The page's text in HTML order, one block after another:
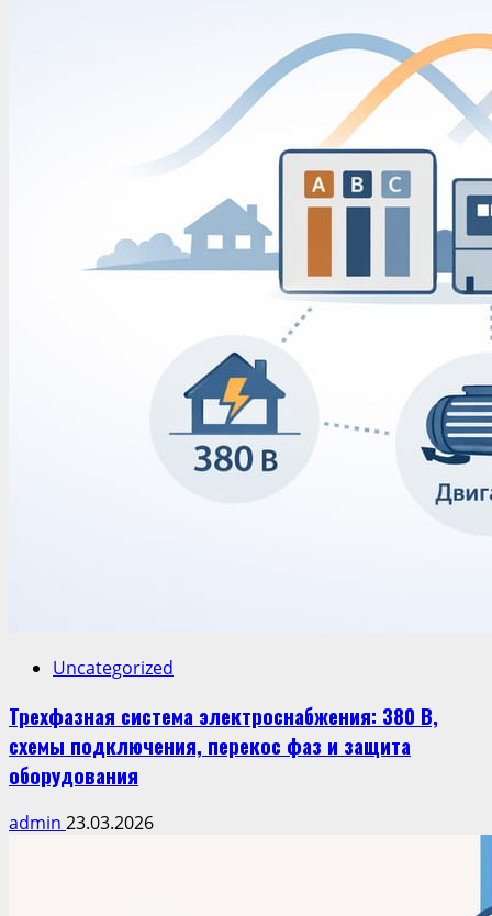
Uncategorized
Трехфазная система электроснабжения: 380 В,
схемы подключения, перекос фаз и защита
оборудования
admin 23.03.2026